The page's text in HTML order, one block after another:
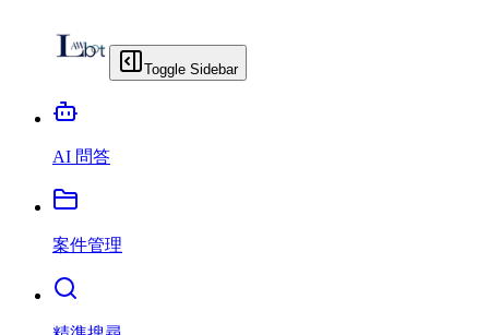
Toggle Sidebar
AI 問答
案件管理